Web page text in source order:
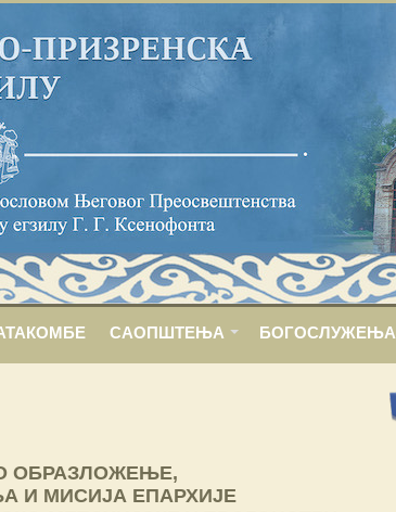
САОПШТЕЊА БОГОСЛУЖЕЊА
ОБРАЗЛОЖЕЊЕ,
И МИСИЈА ЕПАРХИЈЕ